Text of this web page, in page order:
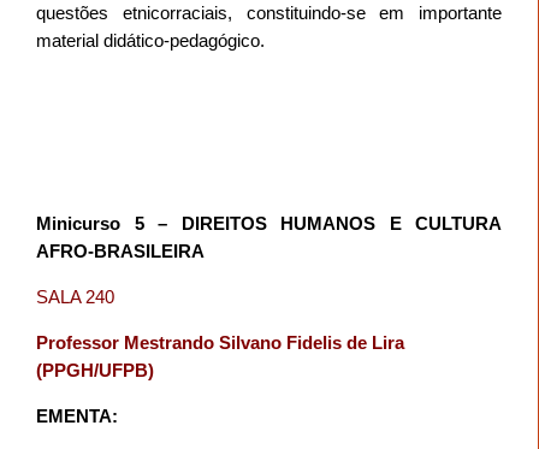
questões etnicorraciais, constituindo-se em importante
material didático-pedagógico.
Minicurso 5 – DIREITOS HUMANOS E CULTURA
AFRO-BRASILEIRA
SALA 240
Professor Mestrando Silvano Fidelis de Lira
(PPGH/UFPB)
EMENTA: